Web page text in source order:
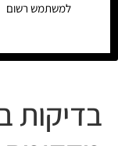
למשתמש רשום
בדיקות